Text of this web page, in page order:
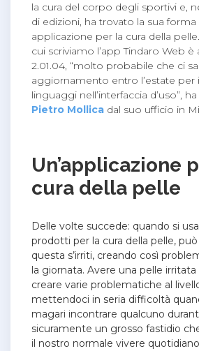
la cura del corpo degli sportivi e,
di edizioni, ha trovato la sua
applicazione per la cura della
cui scriviamo l’app Tindaro Web è
2.01.04, “molto probabile che ci
aggiornamento entro l’estate per
linguaggi nell’interfaccia d’uso”,
Pietro Mollica dal suo ufficio in
Un’applicazione
cura della pelle
Delle volte succede: quando si
prodotti per la cura della pelle,
questa s’irriti, creando così
la giornata. Avere una pelle
creare varie problematiche al
mettendoci in seria difficoltà
magari incontrare qualcuno
sicuramente un grosso fastidio
il nostro normale vivere